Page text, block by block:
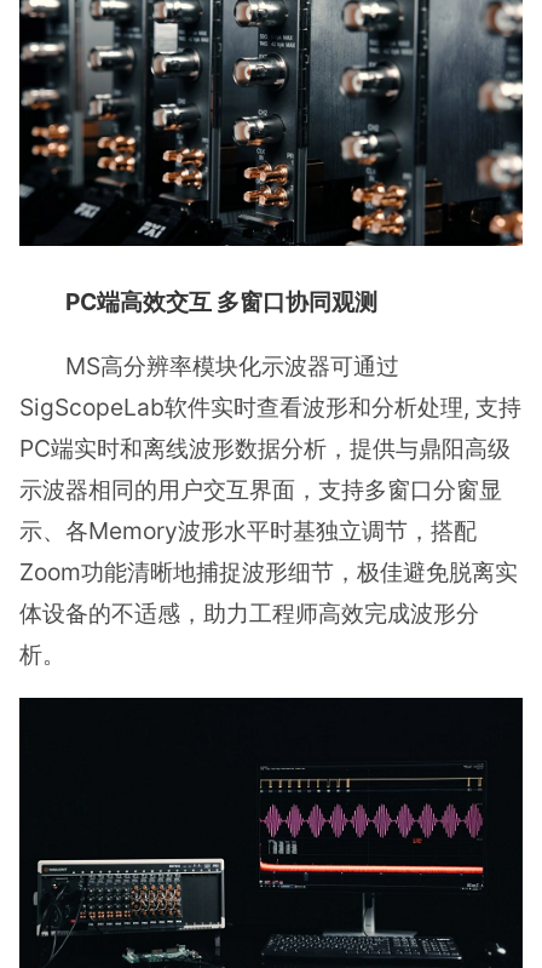
PC端高效交互 多窗口协同观测
MS高分辨率模块化示波器可通过
SigScopeLab软件实时查看波形和分析处理, 支持
PC端实时和离线波形数据分析，提供与鼎阳高级
示波器相同的用户交互界面，支持多窗口分窗显
示、各Memory波形水平时基独立调节，搭配
Zoom功能清晰地捕捉波形细节，极佳避免脱离实
体设备的不适感，助力工程师高效完成波形分
析。